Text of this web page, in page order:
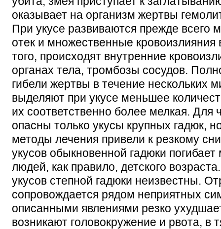
оказывает на организм жертвы
При укусе развиваются прежде всего
отек и множественные кровоизлияния
того, происходят внутренние
органах тела, тромбозы сосудов.
гибели жертвы в течение нескольких
выделяют при укусе меньшее
их соответственно более мелкая. Для
опасны только укусы крупных гадюк,
методы лечения привели к резкому
укусов обыкновенной гадюки
людей, как правило, детского
укусов степной гадюки неизвестны.
сопровождается рядом неприятных
описанными явлениями резко
возникают головокружение и рвота, в